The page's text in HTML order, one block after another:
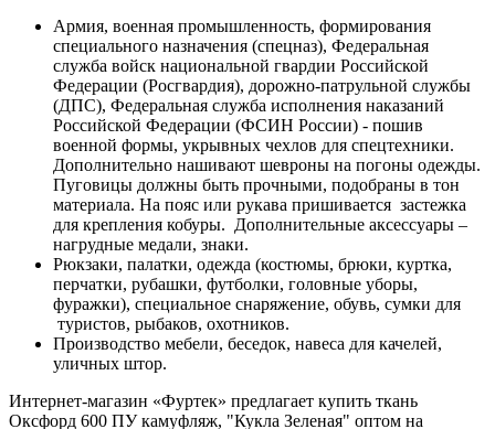
Армия, военная промышленность, формирования
специального назначения (спецназ), Федеральная
служба войск национальной гвардии Российской
Федерации (Росгвардия), дорожно-патрульной службы
(ДПС), Федеральная служба исполнения наказаний
Российской Федерации (ФСИН России) - пошив
военной формы, укрывных чехлов для спецтехники.
Дополнительно нашивают шевроны на погоны одежды.
Пуговицы должны быть прочными, подобраны в тон
материала. На пояс или рукава пришивается застежка
для крепления кобуры. Дополнительные аксессуары –
нагрудные медали, знаки.
Рюкзаки, палатки, одежда (костюмы, брюки, куртка,
перчатки, рубашки, футболки, головные уборы,
фуражки), специальное снаряжение, обувь, сумки для
туристов, рыбаков, охотников.
Производство мебели, беседок, навеса для качелей,
уличных штор.
Интернет-магазин «Фуртек» предлагает купить ткань
Оксфорд 600 ПУ камуфляж, "Кукла Зеленая" оптом на